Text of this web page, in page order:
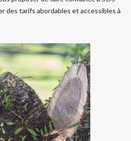
des tarifs abordables et accessibles à